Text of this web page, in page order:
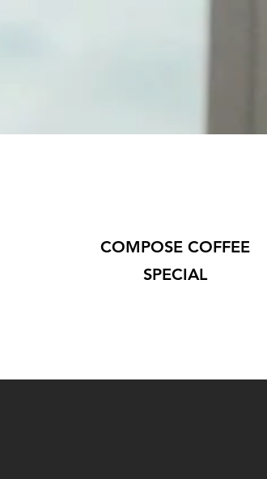
COMPOSE COFFEE
SPECIAL